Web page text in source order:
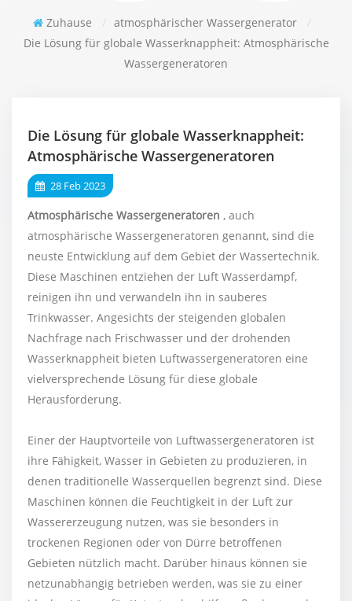
Zuhause / atmosphärischer Wassergenerator
/
Die Lösung für globale Wasserknappheit: Atmosphärische
Wassergeneratoren
Die Lösung für globale Wasserknappheit:
Atmosphärische Wassergeneratoren
28 Feb 2023
Atmosphärische Wassergeneratoren , auch
atmosphärische Wassergeneratoren genannt, sind die
neuste Entwicklung auf dem Gebiet der Wassertechnik.
Diese Maschinen entziehen der Luft Wasserdampf,
reinigen ihn und verwandeln ihn in sauberes
Trinkwasser. Angesichts der steigenden globalen
Nachfrage nach Frischwasser und der drohenden
Wasserknappheit bieten Luftwassergeneratoren eine
vielversprechende Lösung für diese globale
Herausforderung.
Einer der Hauptvorteile von Luftwassergeneratoren ist
ihre Fähigkeit, Wasser in Gebieten zu produzieren, in
denen traditionelle Wasserquellen begrenzt sind. Diese
Maschinen können die Feuchtigkeit in der Luft zur
Wassererzeugung nutzen, was sie besonders in
trockenen Regionen oder von Dürre betroffenen
Gebieten nützlich macht. Darüber hinaus können sie
netzunabhängig betrieben werden, was sie zu einer